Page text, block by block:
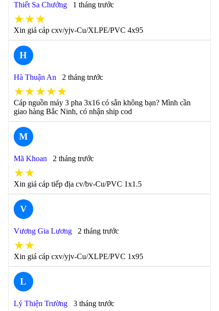
Thiết Sa Chưởng 1 tháng trước
★★★
Xin giá cáp cxv/yjv-Cu/XLPE/PVC 4x95
H
Hà Thuận An 2 tháng trước
★★★★★
Cáp nguồn máy 3 pha 3x16 có sẵn không bạn? Mình cần
giao hàng Bắc Ninh, có nhận ship cod
M
Mã Khoan 2 tháng trước
★★
Xin giá cáp tiếp địa cv/bv-Cu/PVC 1x1.5
V
Vương Gia Lương 2 tháng trước
★★
Xin giá cáp cxv/yjv-Cu/XLPE/PVC 1x95
L
Lý Thiện Trường 3 tháng trước